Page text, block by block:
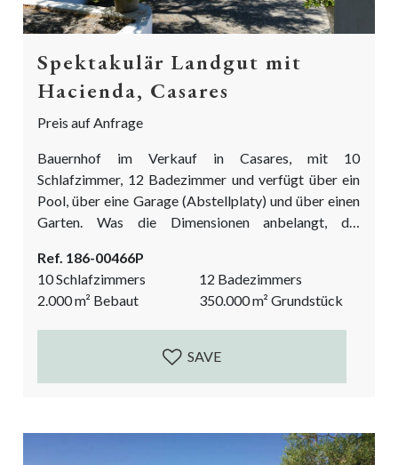
Spektakulär Landgut mit
Hacienda, Casares
Preis auf Anfrage
Bauernhof im Verkauf in Casares, mit 10
Schlafzimmer, 12 Badezimmer und verfügt über ein
Pool, über eine Garage (Abstellplaty) und über einen
Garten. Was die Dimensionen anbelangt, die
Dieses Objekt, mit orientierung nach W, hat folgende
Charakteristiken: Küche ausgestattet, Dienstraum,
Kamin, Boden aus marmor, TV über Satellit,
Gästezimmer, Lager, Trainingraum, Alarm,
Wohnzimmer, Grill, Bergnah, Telefon, Wohnzimmer,
Studium, Wassertank, Nahe Ausgangsmöglichkeiten,
Ref. 186-00466P
10 Schlafzimmers
12 Badezimmers
2.000m² Bebaut 350.000m² Grundstück
SAVE